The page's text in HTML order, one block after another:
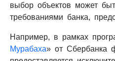
выбор объектов может
требованиями банка,
Например, в рамках
Мурабаха» от Сбербанка